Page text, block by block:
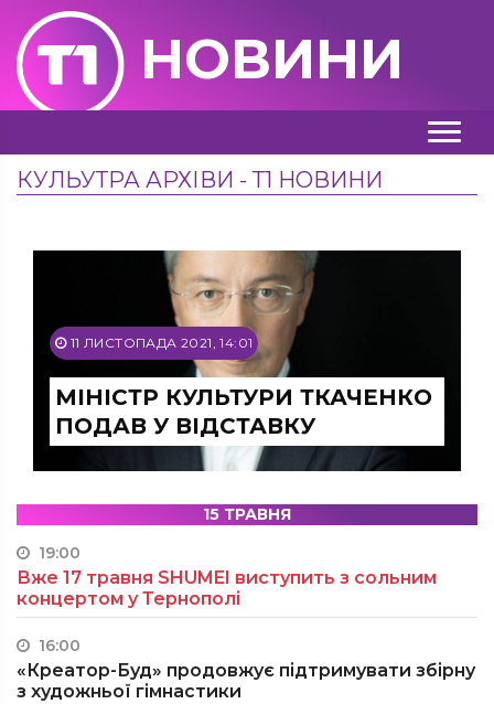
НОВИНИ
КУЛЬУТРА АРХІВИ - Т1 НОВИНИ
11 ЛИСТОПАДА 2021, 14:01
МІНІСТР КУЛЬТУРИ ТКАЧЕНКО
ПОДАВ У ВІДСТАВКУ
15 ТРАВНЯ
19:00
Вже 17 травня SHUMEI виступить з сольним
концертом у Тернополі
16:00
«Креатор-Буд» продовжує підтримувати збірну
з художньої гімнастики